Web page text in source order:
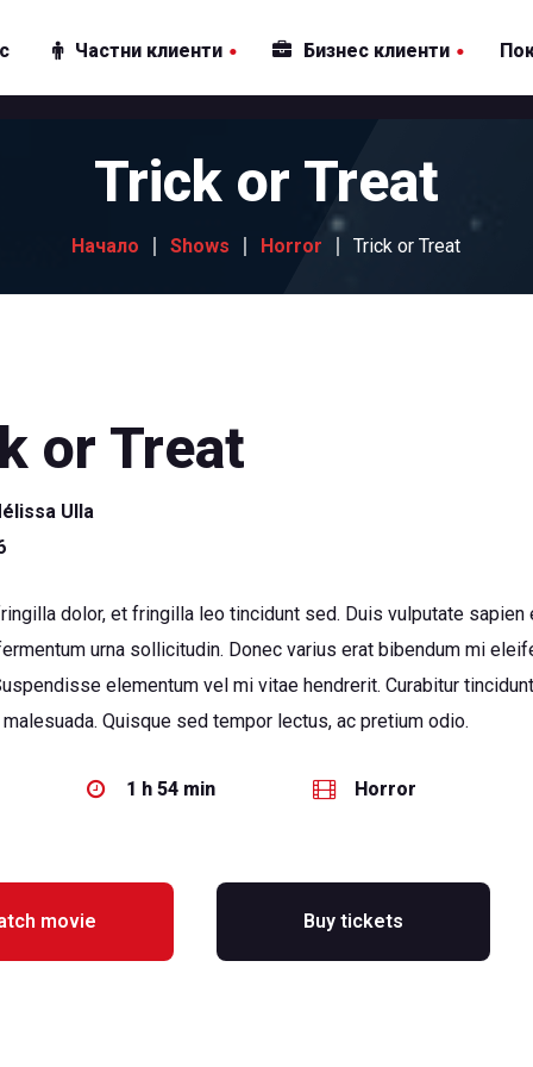
Частни клиенти
Телевизия
Други услуги
Бизнес клиенти
Телевизия
Други услуги
Trick or Treat
Начало Shows Horror Trick or Treat
or Treat
Ulla
dolor, et fringilla leo tincidunt sed. Duis vulputate sapien
urna sollicitudin. Donec varius erat bibendum mi
elementum vel mi vitae hendrerit. Curabitur tincidunt
Quisque sed tempor lectus, ac pretium odio.
1 h 54 min Horror
movie Buy tickets